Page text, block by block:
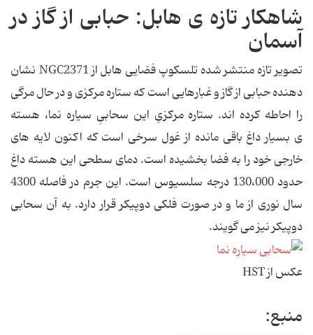
شاهکار تازه ی هابل: حبابی از گاز در
آسمان
تصویر تازه منتشر شده تلسکوپ فضایی هابل از NGC2371 نشان
دهنده حبابی از گاز و غبارهایی است که ستاره مرکزی و در حال مرگی
را احاطه کرده اند. ستاره مرکزیِ این سحابیِ سیاره نما، هسته
ی بسیار داغ باقی مانده از غول سرخی است که اکنون لایه های
خارجی خود را به فضا بخشیده است. دمای سطحی این هسته داغ
حدود 130،000 درجه سلسیوس است. این جرم در فاصله 4300
سال نوری از ما و در صورت فلکی دوپیکر قرار دارد. به آن سحابی
دوپیکر نیز می گویند.
عکس از HST
منبع: